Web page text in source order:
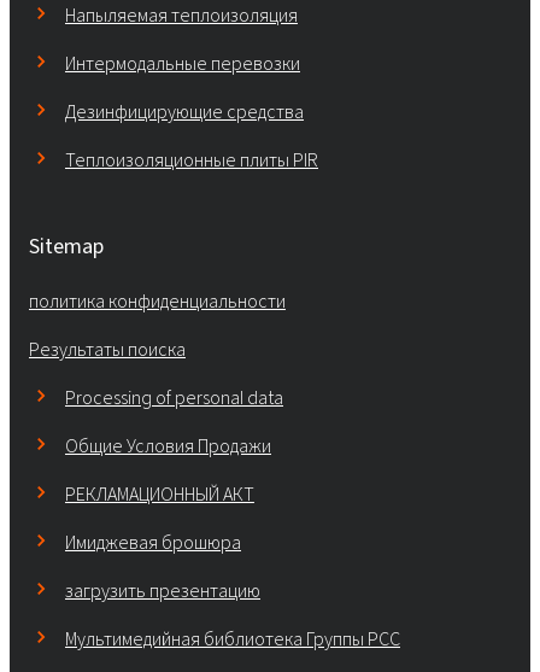
Напыляемая теплоизоляция
Интермодальные перевозки
Дезинфицирующие средства
Теплоизоляционные плиты PIR
Sitemap
политика конфиденциальности
Результаты поиска
Processing of personal data
Общие Условия Продажи
РЕКЛАМАЦИОННЫЙ АКТ
Имиджевая брошюра
загрузить презентацию
Мультимедийная библиотека Группы РСС